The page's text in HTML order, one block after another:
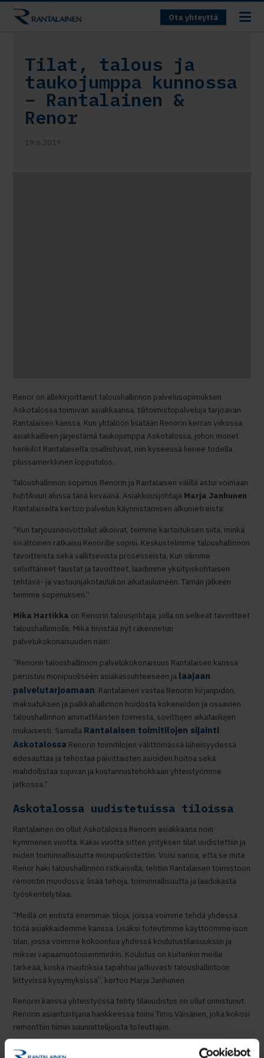
Ota yhteyttä
Tilat, talous ja
taukojumppa kunnossa
– Rantalainen &
Renor
19.6.2019
Renor on allekirjoittanut taloushallinnon palvelusopimuksen
Askotalossa toimivan asiakkaansa, tilitoimistopalveluja tarjoavan
Rantalaisen kanssa. Kun yhtälöön lisätään Renorin kerran viikossa
asiakkailleen järjestämä taukojumppa Askotalossa, johon monet
henkilöt Rantalaiselta osallistuvat, niin kyseessä lienee todella
plussamerkkinen lopputulos.
Taloushallinnon sopimus Renorin ja Rantalaisen välillä astui voimaan
huhtikuun alussa tänä keväänä. Asiakkuusjohtaja Marja Janhunen
Rantalaiselta kertoo palvelun käynnistämisen alkumetreistä:
”Kun tarjousneuvottelut alkoivat, teimme kartoituksen siitä, minkä
sisältöinen ratkaisu Renorille sopisi. Keskustelimme taloushallinnon
tavoitteista sekä vallitsevista prosesseista. Kun olimme
selvittäneet taustat ja tavoitteet, laadimme yksityiskohtaisen
tehtävä- ja vastuunjakotaulukon aikatauluineen. Tämän jälkeen
teimme sopimuksen.”
Mika Hartikka on Renorin talousjohtaja, jolla on selkeät tavoitteet
taloushallinnolle. Mika tiivistää nyt rakennetun
palvelukokonaisuuden näin:
”Renorin taloushallinnon palvelukokonaisuus Rantalaisen kanssa
perustuu monipuoliseen asiakassuhteeseen ja laajaan
palvelutarjoamaan. Rantalainen vastaa Renorin kirjanpidon,
maksatuksen ja palkkahallinnon hoidosta kokeneiden ja osaavien
taloushallinnon ammattilaisten toimesta, sovittujen aikataulujen
mukaisesti. Samalla Rantalaisen toimitilojen sijainti
Askotalossa Renorin toimitilojen välittömässä läheisyydessä
edesauttaa ja tehostaa päivittäisten asioiden hoitoa sekä
mahdollistaa sujuvan ja kustannustehokkaan yhteistyömme
jatkossa.”
Askotalossa uudistetuissa tiloissa
Rantalainen on ollut Askotalossa Renorin asiakkaana noin
kymmenen vuotta. Kaksi vuotta sitten yrityksen tilat uudistettiin ja
niiden toiminnallisuutta monipuolistettiin. Voisi sanoa, että se mitä
Renor haki taloushallinnon ratkaisulla, tehtiin Rantalaisen toimistoon
remontin muodossa: lisää tehoja, toiminnallisuutta ja laadukasta
työskentelytilaa.
”Meillä on entistä enemmän tiloja, joissa voimme tehdä yhdessä
töitä asiakkaidemme kanssa. Lisäksi toteutimme käyttöömme ison
tilan, jossa voimme kokoontua yhdessä koulutustilaisuuksiin ja
miksei vapaamuotoisemminkin. Koulutus on kuitenkin meille
tärkeää, koska muutoksia tapahtuu jatkuvasti taloushallintoon
liittyvissä kysymyksissä”, kertoo Marja Janhunen.
Renorin kanssa yhteistyössä tehty tilauudistus on ollut onnistunut.
Renorin asiantuntijana hankkeessa toimi Timo Väisänen, joka kokosi
remonttiin tiimin suunnittelijoista toteuttajiin.
Lähellä asiakasta vuorovaikutus on